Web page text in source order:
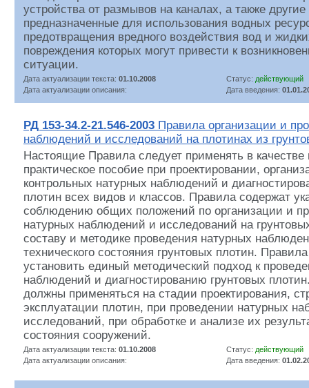
устройства от размывов на каналах, а также
предназначенные для использования водных
предотвращения вредного воздействия вод и
повреждения которых могут привести к
ситуации.
Дата актуализации текста: 01.10.2008 Статус: действующий
Дата актуализации описания:
Дата введения:
РД 153-34.2-21.546-2003 Правила организации и
наблюдений и исследований на плотинах из
Настоящие Правила следует применять в качестве
практическое пособие при проектировании,
контрольных натурных наблюдений и
плотин всех видов и классов. Правила содержат
соблюдению общих положений по организации и
натурных наблюдений и исследований на
составу и методике проведения натурных
технического состояния грунтовых плотин.
установить единый методический подход к
наблюдений и диагностированию грунтовых
должны применяться на стадии проектирования,
эксплуатации плотин, при проведении натурных
исследований, при обработке и анализе их
состояния сооружений.
Дата актуализации текста: 01.10.2008 Статус: действующий
Дата актуализации описания:
Дата введения: